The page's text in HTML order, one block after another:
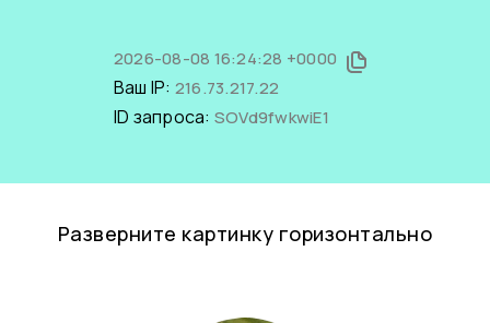
2026-08-08 16:24:28 +0000
Ваш IP: 216.73.217.22
ID запроса: SOVd9fwkwiE1
Разверните картинку горизонтально